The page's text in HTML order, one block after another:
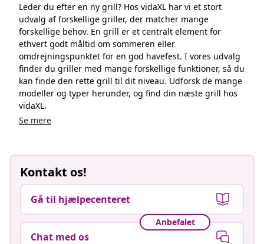
Leder du efter en ny grill? Hos vidaXL har vi et stort
udvalg af forskellige griller, der matcher mange
forskellige behov. En grill er et centralt element for
ethvert godt måltid om sommeren eller
omdrejningspunktet for en god havefest. I vores udvalg
finder du griller med mange forskellige funktioner, så du
kan finde den rette grill til dit niveau. Udforsk de mange
modeller og typer herunder, og find din næste grill hos
vidaXL.
Se mere
Kontakt os!
Gå til hjælpecenteret
Anbefalet
Chat med os